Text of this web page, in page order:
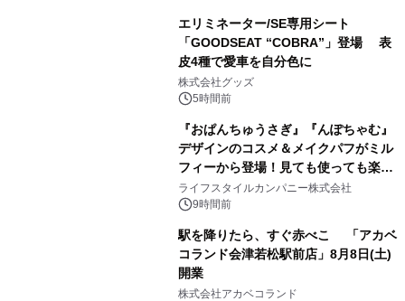
エリミネーター/SE専用シート
「GOODSEAT “COBRA”」登場 表
皮4種で愛車を自分色に
株式会社グッズ
5時間前
『おぱんちゅうさぎ』『んぽちゃむ』
デザインのコスメ＆メイクパフがミル
フィーから登場！見ても使っても楽し
い、ポップでキュートなコレクショ
ン。
ライフスタイルカンパニー株式会社
9時間前
駅を降りたら、すぐ赤べこ 「アカベ
コランド会津若松駅前店」8月8日(土)
開業
株式会社アカベコランド